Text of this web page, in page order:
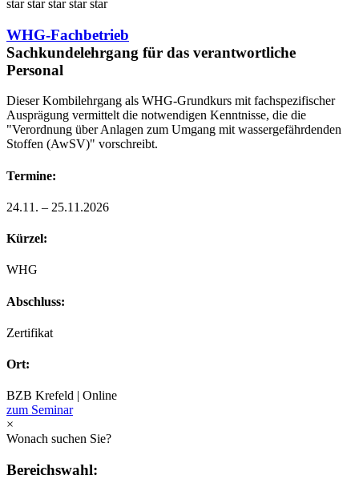
star star star star star
WHG-Fachbetrieb
Sachkundelehrgang für das verantwortliche
Personal
Dieser Kombilehrgang als WHG-Grundkurs mit fachspezifischer
Ausprägung vermittelt die notwendigen Kenntnisse, die die
"Verordnung über Anlagen zum Umgang mit wassergefährdenden
Stoffen (AwSV)" vorschreibt.
Termine:
24.11. – 25.11.2026
Kürzel:
WHG
Abschluss:
Zertifikat
Ort:
BZB Krefeld | Online
zum Seminar
×
Wonach suchen Sie?
Bereichswahl: